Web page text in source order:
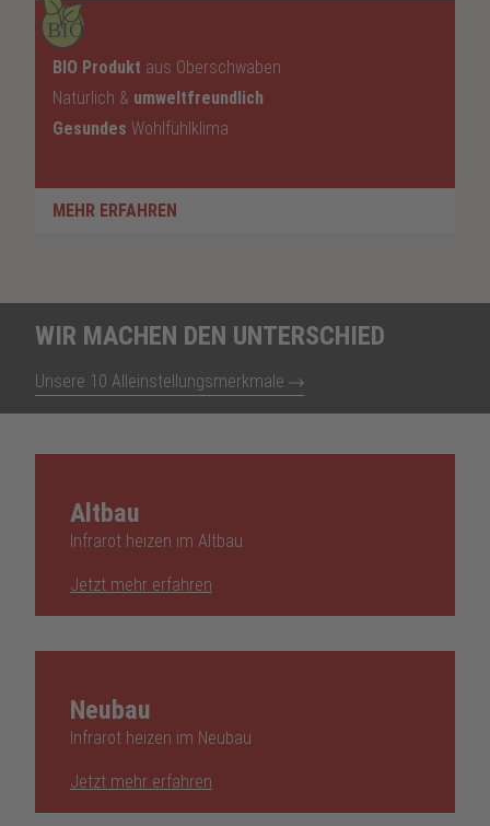
BIO
BIO Produkt aus Oberschwaben
Natürlich & umweltfreundlich
Gesundes Wohlfühlklima
MEHR ERFAHREN
WIR MACHEN DEN UNTERSCHIED
Unsere 10 Alleinstellungsmerkmale
Altbau
Infrarot heizen im Altbau
Jetzt mehr erfahren
Neubau
Infrarot heizen im Neubau
Jetzt mehr erfahren